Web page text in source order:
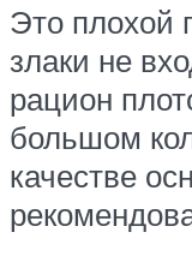
Это плохой
злаки не
рацион
большом
качестве